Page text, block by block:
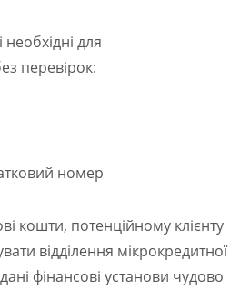
для
перевірок:
номер
кошти, потенційному клієнту
відділення мікрокредитної
фінансові установи чудово